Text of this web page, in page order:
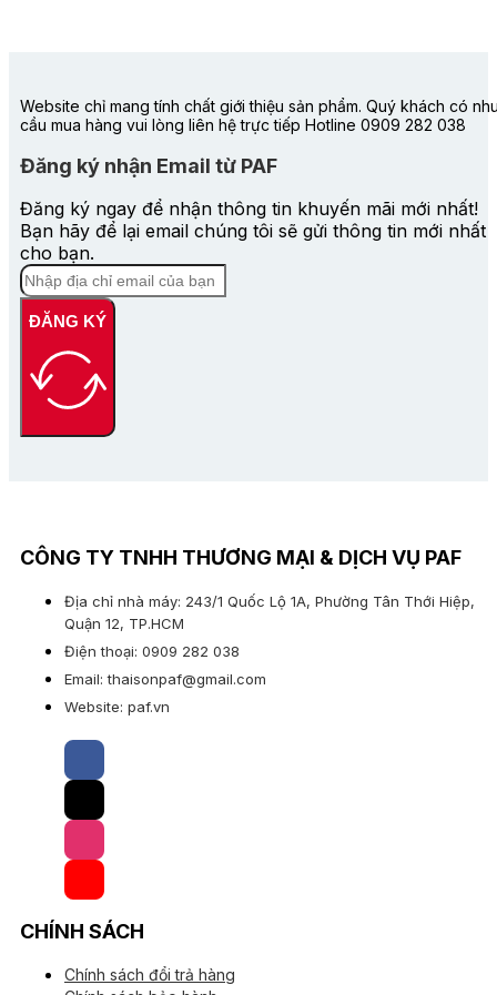
Website chỉ mang tính chất giới thiệu sản phẩm. Quý khách có
cầu mua hàng vui lòng liên hệ trực tiếp Hotline 0909 282 038
Đăng ký nhận Email từ PAF
Đăng ký ngay để nhận thông tin khuyến mãi mới nhất!
Bạn hãy để lại email chúng tôi sẽ gửi thông tin mới nhất
cho bạn.
ĐĂNG KÝ
CÔNG TY TNHH THƯƠNG MẠI & DỊCH VỤ PAF
Địa chỉ nhà máy: 243/1 Quốc Lộ 1A, Phường Tân Thới Hiệp,
Quận 12, TP.HCM
Điện thoại: 0909 282 038
Email: thaisonpaf@gmail.com
Website: paf.vn
CHÍNH SÁCH
Chính sách đổi trả hàng